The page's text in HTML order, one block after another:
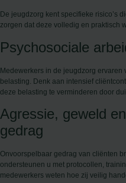
De jeugdzorg kent specifieke risico’s
zorgen dat deze volledig en praktisch
Psychosociale
Medewerkers in de jeugdzorg
belasting. Denk aan intensief
deze belasting te verminderen door
Agressie, geweld
gedrag
Onvoorspelbaar gedrag van cliënten
ondersteunen u met protocollen,
medewerkers weten hoe zij veilig